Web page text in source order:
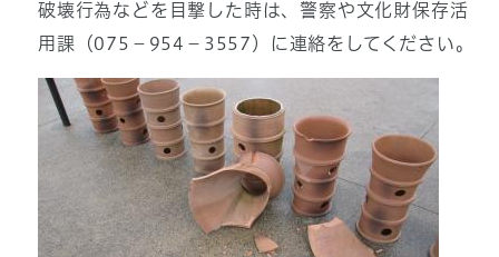
破壊行為などを目撃した時は、警察や文化財保存活
用課（075－954－3557）に連絡をしてください。